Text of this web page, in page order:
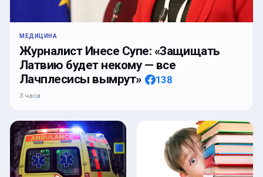
МЕДИЦИНА
Журналист Инесе Супе: «Защищать
Латвию будет некому — все
Лачплесисы вымрут»
138
3 часа